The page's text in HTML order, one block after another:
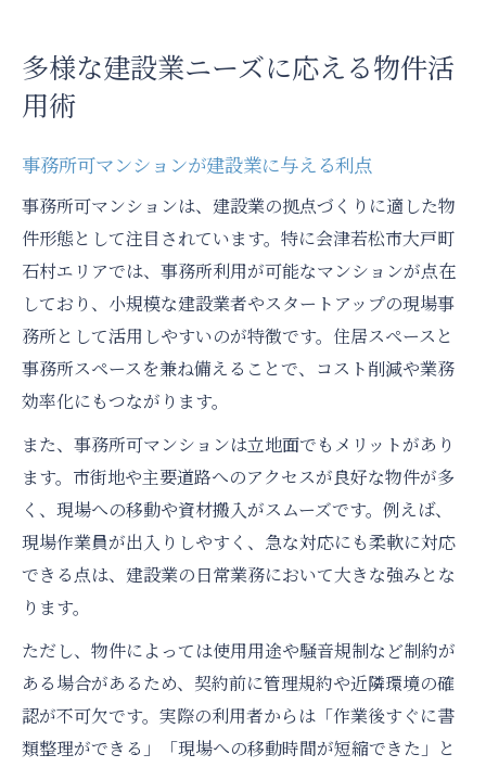
多様な建設業ニーズに応える物件活
用術
事務所可マンションが建設業に与える利点
事務所可マンションは、建設業の拠点づくりに適した物
件形態として注目されています。特に会津若松市大戸町
石村エリアでは、事務所利用が可能なマンションが点在
しており、小規模な建設業者やスタートアップの現場事
務所として活用しやすいのが特徴です。住居スペースと
事務所スペースを兼ね備えることで、コスト削減や業務
効率化にもつながります。
また、事務所可マンションは立地面でもメリットがあり
ます。市街地や主要道路へのアクセスが良好な物件が多
く、現場への移動や資材搬入がスムーズです。例えば、
現場作業員が出入りしやすく、急な対応にも柔軟に対応
できる点は、建設業の日常業務において大きな強みとな
ります。
ただし、物件によっては使用用途や騒音規制など制約が
ある場合があるため、契約前に管理規約や近隣環境の確
認が不可欠です。実際の利用者からは「作業後すぐに書
類整理ができる」「現場への移動時間が短縮できた」と